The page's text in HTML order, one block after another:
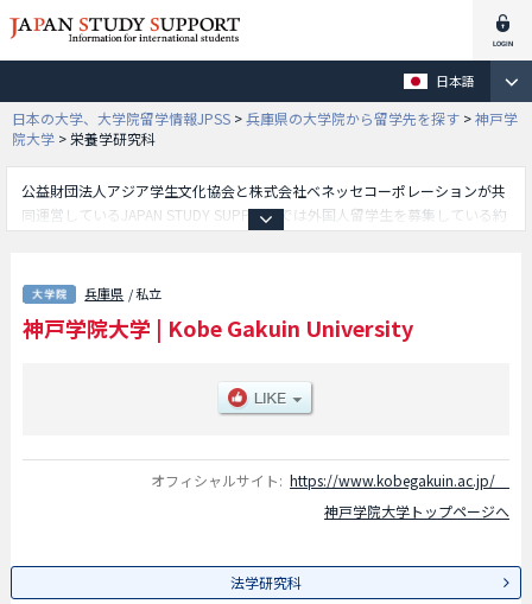
日本語
日本の大学、大学院留学情報JPSS >兵庫県の大学院から留学先を探す >神戸学
院大学 > 栄養学研究科
公益財団法人アジア学生文化協会と株式会社ベネッセコーポレーションが共
同運営しているJAPAN STUDY SUPPORTでは外国人留学生を募集している約
養学研究科や経済学研究科や人間文化学研究科や食品薬品総合科学研究科や
総合リハビリテーション学研究科や薬学研究科や心理学研究科等、研究科別
情報や、募集定員や合格者数など入試情報、施設案内、アクセスなど外国人
兵庫県 / 私立
神戸学院大学 | Kobe Gakuin University
オフィシャルサイト: https://www.kobegakuin.ac.jp/
神戸学院大学トップページへ
法学研究科